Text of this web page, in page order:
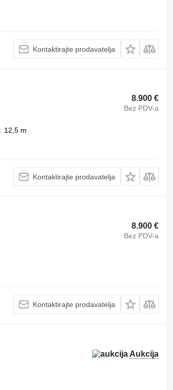
Kontaktirajte prodavatelja
8.900 €
Bez PDV-a
12,5 m
Kontaktirajte prodavatelja
8.900 €
Bez PDV-a
Kontaktirajte prodavatelja
Aukcija